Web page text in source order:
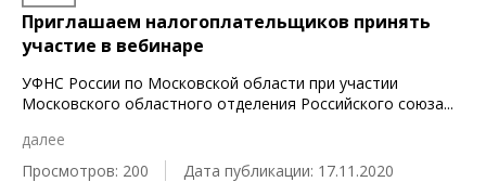
Приглашаем налогоплательщиков принять
участие в вебинаре
УФНС России по Московской области при участии
Московского областного отделения Российского союза...
далее
Просмотров: 200
Дата публикации: 17.11.2020